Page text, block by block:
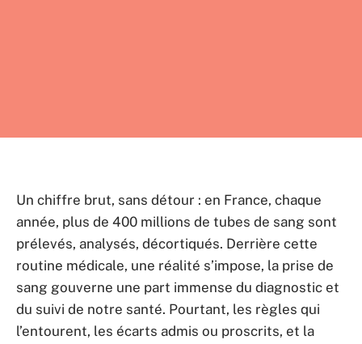
Un chiffre brut, sans détour : en France, chaque
année, plus de 400 millions de tubes de sang sont
prélevés, analysés, décortiqués. Derrière cette
routine médicale, une réalité s’impose, la prise de
sang gouverne une part immense du diagnostic et
du suivi de notre santé. Pourtant, les règles qui
l’entourent, les écarts admis ou proscrits, et la